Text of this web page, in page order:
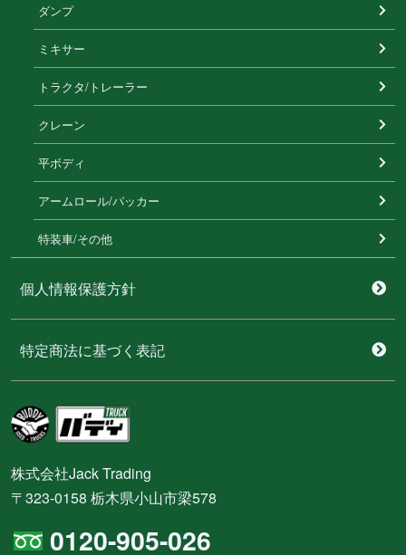
ダンプ
ミキサー
トラクタ/トレーラー
クレーン
平ボディ
アームロール/パッカー
特装⾞/その他
個人情報保護方針
特定商法に基づく表記
株式会社Jack Trading
〒323-0158 栃木県小山市梁578
0120-905-026